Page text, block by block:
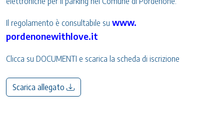
Il regolamento è consultabile su www.
pordenonewithlove.it
Clicca su DOCUMENTI e scarica la scheda di iscrizione
Scarica allegato